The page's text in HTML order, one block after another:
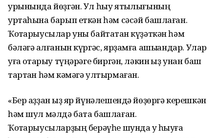
урынында йөҙгән. Ул һыу ятҡылығының
уртаһына барып еткән һәм сәсәй башлаған.
Ҡотҡарыусылар уны байтаҡтан күҙәткән һәм
бәләгә ҡалғанын күргәс, ярҙамға ашыҡҡандар. Улар
уға ҡотҡарыу түңәрәге биргән, ләкин ҡыҙ унан баш
тартҡан һәм кәмәгә ултырмаған.
«Бер аҙҙан ҡыҙ яр йүнәлешендә йөҙөргә керешкән
һәм шул мәлдә бата башлаған.
Ҡотҡарыусыларҙың берәүһе шунда уҡ һыуға